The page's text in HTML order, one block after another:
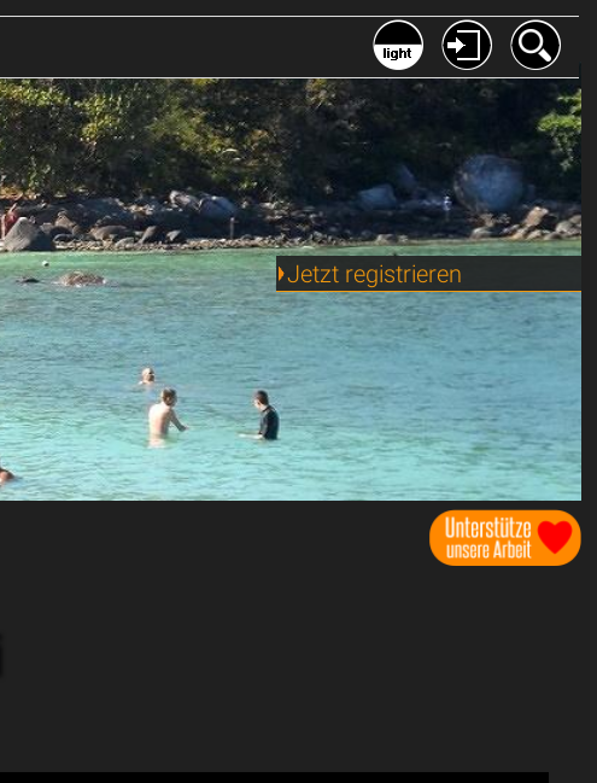
Jetzt registrieren